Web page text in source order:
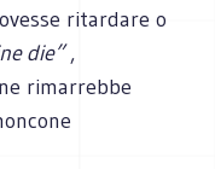
ritardare o
die”,
rimarrebbe